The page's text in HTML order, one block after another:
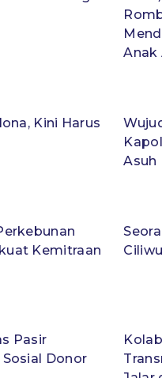
Anak
Kini Harus
Asuh
Kemitraan
Pasir
Donor